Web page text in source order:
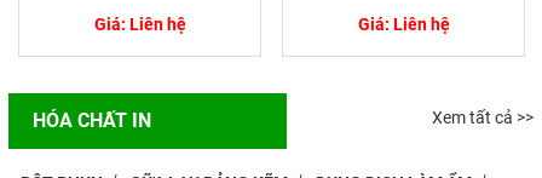
Giá: Liên hệ Giá: Liên hệ
HÓA CHẤT IN Xem tất cả >>
Nguyên nhân In Offset bị lệch
màu trên ấn phẩm so với bản thiết
kế là sự cố rất thường gặp. Màu